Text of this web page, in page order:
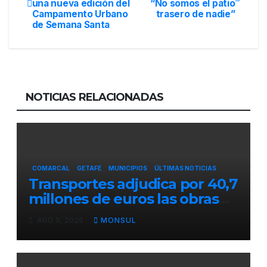
de
“No somos el patio
trasero de nadie”
una nueva edición del
Campamento Urbano
de Semana Santa
NOTICIAS RELACIONADAS
COMARCAL GETAFE MUNICIPIOS ÚLTIMAS NOTICIAS
Transportes adjudica por 40,7
millones de euros las obras
para mejorar la accesibilidad
del transporte público en la
A-4 en Getafe
MONSUL